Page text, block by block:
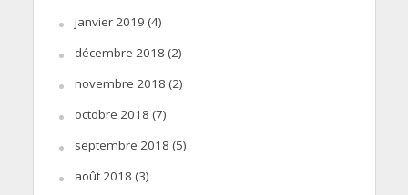
janvier 2019 (4)
décembre 2018 (2)
novembre 2018 (2)
octobre 2018 (7)
septembre 2018 (5)
août 2018 (3)